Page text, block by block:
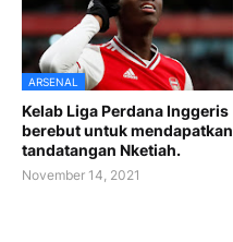
ARSENAL
Kelab Liga Perdana Inggeris
berebut untuk mendapatkan
tandatangan Nketiah.
November 14, 2021